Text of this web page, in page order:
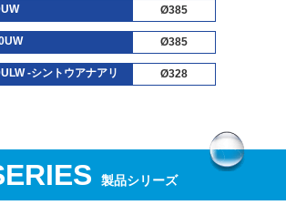
Ø385
Ø385
-シントウアナアリ Ø328
製品シリーズ